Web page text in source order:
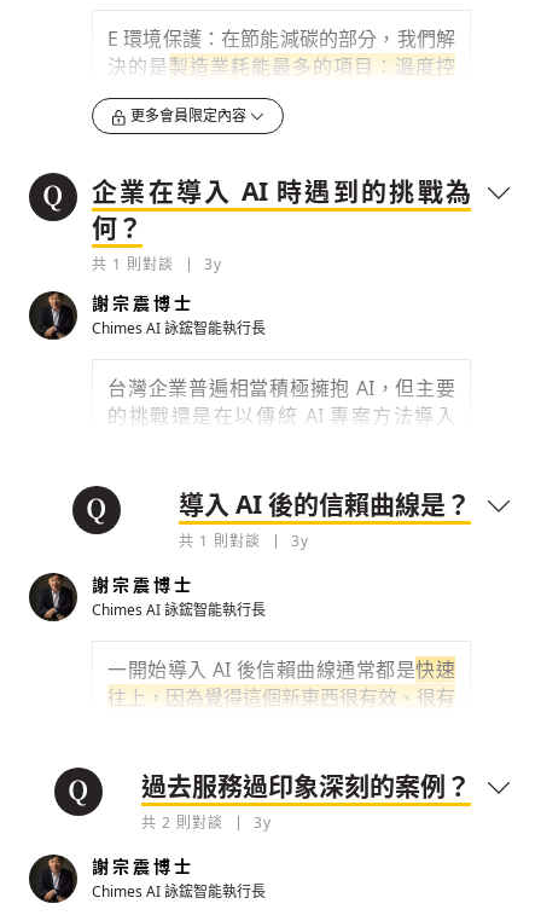
驗證
型、驗證模型效果、最終部署模型上線，
這樣的導入方法論雖然有效，但著實太冗
長了。
Chime AI 開發 Tukey 平台的目標是
無程式碼的點選拖拉方案，由領域專家得
以快速完成 AI 專案建置。這樣的方案，
不僅解決
通漫長的痛點。面對台灣
動力不足的問題，AI 庶民化平台能夠實
踐企業傳承、智慧賦能。
0 3y
檢舉留言
E 環境保護：在節能減碳的部分，我們解
決的是製造業耗能最多的項目：溫度控
制，包含冷卻和加熱。在生產過程中有一
些原料的溫度需要保冷，譬如原料溫度不
品質可能會變差，所以要保持在足夠的溫
度才會有好的化學反應。在冰水主機、冷
凍空調的節能或加熱控制上，只要有效控
制就能減少不必要的浪費，藉由數據分析
我們把耗能的點算出來，再
擬的方式用 AI 建模型，模擬器會找出讓
用 產品既會合格、耗能程度又最低的操作
手法，進而做到產品合格之下的節能減
碳。
3y
關於公共安全，我們現在做很多高耗能產業，
他的特色點就是工廠 24 小時不停機，所以對
0 3y
更多會員限定內容
企業在導入 AI 時遇到的挑戰為
何？
共 1 則對談 3y
謝宗震博士
Chimes AI 詠鋐智能執行長
台灣企業普遍相當積極擁抱 AI，但主要
的挑戰還是在以傳統 AI 專案方法導入
單的資訊輸入 AI 專案，依照 AI 專案的操
作建議生產，但在持續運作一段時間後，
公司若接到不同類型的新訂單或有了新的
商業模式後，原本的 AI 專案可能就不適
用，面臨失效的議題。
蛋，以前只做番茄炒蛋，但現在突然說要
做茄子炒蛋，因為 AI 只會做番茄炒蛋，
AI 能夠自我學習優化？讓原本只會做番
茄炒蛋的 AI，在自我學習後既會做番茄
模導入 AI 的企業，大都有遇到這個瓶
頸，目前市場上除了詠鋐智能外，少有合
導入 AI 後的信賴曲線是？
共 1 則對談 3y
謝宗震博士
Chimes AI 詠鋐智能執行長
一開始導入 AI 後信賴曲線通常都是快速
往上，因為覺得這個新東西很有效、很有
此會希望 AI 可以做更多事情，同時在大
量開展規模化後，進度不如預期，所以在
修正改進的過程中，就會遇到 AI 專案優
化的門檻，若這個門檻沒有成功跨越過，
信賴度就會慢慢下降到谷底。
過去服務過印象深刻的案例？
共 2 則對談 3y
謝宗震博士
Chimes AI 詠鋐智能執行長
存為草稿 提交
規則說明